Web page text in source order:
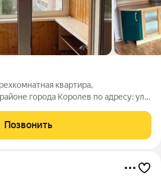
квартира,
города Королев по адресу: ул.
2 просторные лоджии (выход
Позвонить